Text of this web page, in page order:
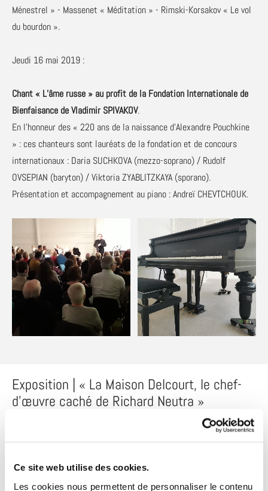
Ce site web utilise des cookies.
Les cookies nous permettent de personnaliser le contenu
Ménestrel » - Massenet « Méditation » - Rimski-Korsakov « Le vol
du bourdon ».
Jeudi 16 mai 2019 :
Chant « L’âme russe » au profit de la Fondation Internationale de
Bienfaisance de Vladimir SPIVAKOV.
En l’honneur des « 220 ans de la naissance d’Alexandre Pouchkine
» : ces chanteurs sont lauréats de la fondation et de concours
internationaux : Daria SUCHKOVA (mezzo-soprano) / Rudolf
OVSEPIAN (baryton) / Viktoria ZYABLITZKAYA (sporano).
Présentation et accompagnement au piano : Andreï CHEVTCHOUK.
Exposition | « La Maison Delcourt, le chef-
d’œuvre caché de Richard Neutra »
La maison d’architecture des Hauts-de-France présente cette